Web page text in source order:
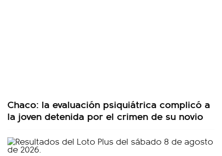
Chaco: la evaluación psiquiátrica complicó a
la joven detenida por el crimen de su novio